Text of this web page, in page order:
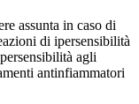
assunta in caso di
di ipersensibilità
agli
antinfiammatori